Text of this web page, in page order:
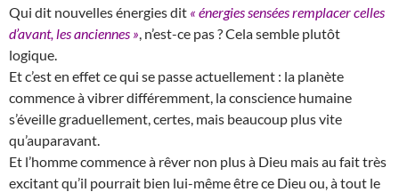
Qui dit nouvelles énergies dit « énergies sensées remplacer celles
d’avant, les anciennes » , n’est-ce pas ? Cela semble plutôt
logique.
Et c’est en effet ce qui se passe actuellement : la planète
commence à vibrer différemment, la conscience humaine
s’éveille graduellement, certes, mais beaucoup plus vite
qu’auparavant.
Et l’homme commence à rêver non plus à Dieu mais au fait très
excitant qu’il pourrait bien lui-même être ce Dieu ou, à tout le